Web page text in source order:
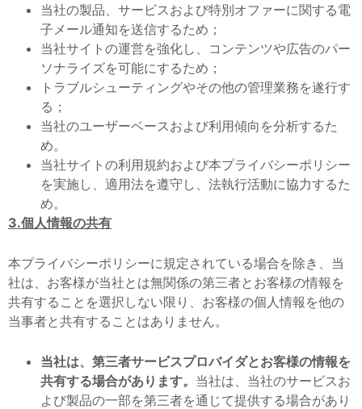
当社の製品、サービスおよび特別オファーに関する電
子メール通知を送信するため；
当社サイトの運営を強化し、コンテンツや広告のパー
ソナライズを可能にするため；
トラブルシューティングやその他の管理業務を遂行す
る；
当社のユーザーベースおよび利用傾向を分析するた
め。
当社サイトの利用規約および本プライバシーポリシー
を実施し、適用法を遵守し、法執行活動に協力するた
め。
3.個人情報の共有
本プライバシーポリシーに規定されている場合を除き、当
社は、お客様が当社とは無関係の第三者とお客様の情報を
共有することを選択しない限り、お客様の個人情報を他の
当事者と共有することはありません。
当社は、第三者サービスプロバイダとお客様の情報を
共有する場合があります。 当社は、当社のサービスお
よび製品の一部を第三者を通じて提供する場合があり